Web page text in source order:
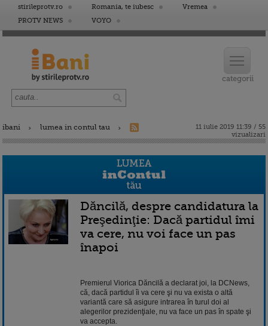
stirileprotv.ro Romania, te iubesc
Vremea
PROTV NEWS
VOYO
ibani lumea in contul tau
11 iulie 2019 11:39 / 55
vizualizari
Dăncilă, despre candidatura la
Preşedinţie: Dacă partidul îmi
va cere, nu voi face un pas
înapoi
Premierul Viorica Dăncilă a declarat joi, la DCNews,
că, dacă partidul îi va cere şi nu va exista o altă
variantă care să asigure intrarea în turul doi al
alegerilor prezidenţiale, nu va face un pas în spate şi
va accepta.